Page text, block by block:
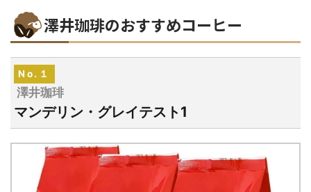
13
澤井珈琲
冬のブレンド 淡雪
14
澤井珈琲
カフェオレブレンド
澤井珈琲
冬のあったかブレンド
スノーマウンテンブレンド
3,700円 Amazon
澤井珈琲のおすすめコーヒー
No.１
澤井珈琲
マンデリン・グレイテスト1